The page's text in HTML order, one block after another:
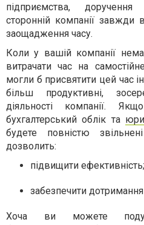
підприємства, доручення
сторонній компанії
заощадження часу.
Коли у вашій компанії
витрачати час на
могли б присвятити цей час
більш продуктивні,
діяльності компанії.
бухгалтерський облік та
будете повністю
дозволить:
підвищити ефективність;
забезпечити
Хоча ви можете